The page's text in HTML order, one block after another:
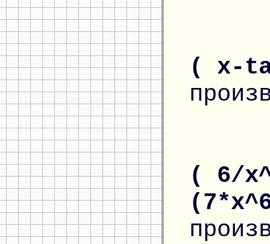
( x-
( 6/